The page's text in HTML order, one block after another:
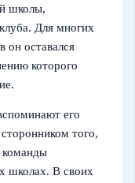
школы,
Для многих
он оставался
которого
его
того,
команды
школах. В своих